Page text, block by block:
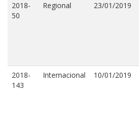
2018-
50
Regional 23/01/2019
2018-
143
Internacional 10/01/2019